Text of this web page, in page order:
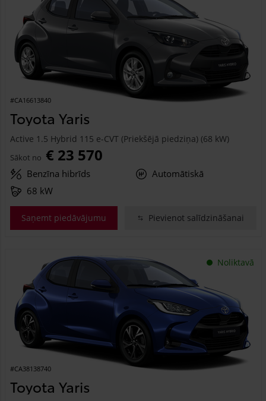
#CA16613840
Toyota Yaris
Active 1.5 Hybrid 115 e-CVT (Priekšējā piedziņa) (68 kW)
Sākot no € 23 570
Benzīna hibrīds
Automātiskā
68 kW
Saņemt piedāvājumu Pievienot salīdzināšanai
Noliktavā
#CA38138740
Toyota Yaris